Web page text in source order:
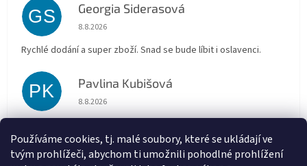
Používáme cookies, tj. malé soubory, které se ukládají ve
tvým prohlížeči, abychom ti umožnili pohodlné prohlížení
GS Georgia Siderasová
Hodnocení obchodu je 5 z 5 hvězdiček.
8.8.2026
Rychlé dodání a super zboží. Snad se bude líbit i oslavenci.
PK Pavlina Kubišová
Hodnocení obchodu je 5 z 5 hvězdiček.
8.8.2026
Marta Sládková